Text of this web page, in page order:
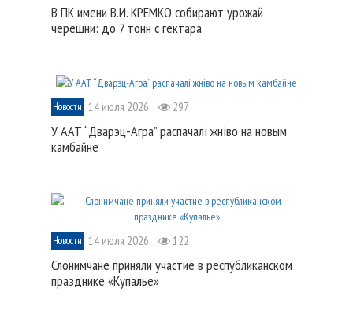
В ПК имени В.И. КРЕМКО собирают урожай
черешни: до 7 тонн с гектара
Новости 14 июля 2026 297
У ААТ “Дварэц-Агра” распачалі жніво на новым
камбайне
Новости 14 июля 2026 122
Слонимчане приняли участие в республиканском
празднике «Купалье»